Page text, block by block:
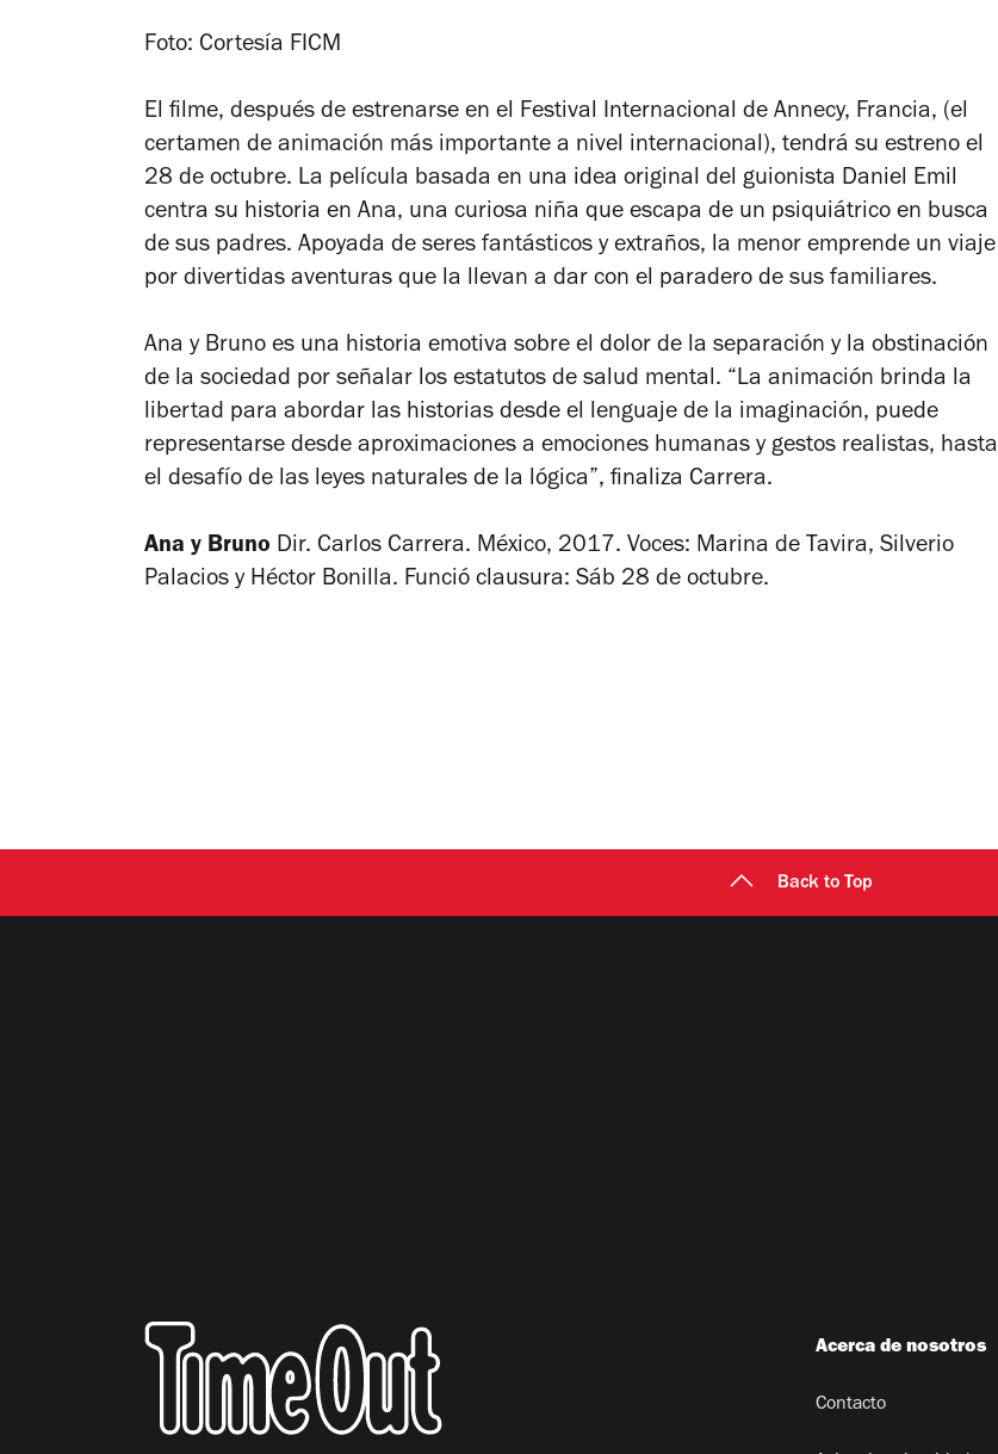
Foto: Cortesía FICM
El filme, después de estrenarse en el Festival Internacional de Annecy, Francia, (el
certamen de animación más importante a nivel internacional), tendrá su estreno el
28 de octubre. La película basada en una idea original del guionista Daniel Emil
centra su historia en Ana, una curiosa niña que escapa de un psiquiátrico en busca
de sus padres. Apoyada de seres fantásticos y extraños, la menor emprende un viaje
por divertidas aventuras que la llevan a dar con el paradero de sus familiares.
Ana y Bruno es una historia emotiva sobre el dolor de la separación y la obstinación
de la sociedad por señalar los estatutos de salud mental. “La animación brinda la
libertad para abordar las historias desde el lenguaje de la imaginación, puede
representarse desde aproximaciones a emociones humanas y gestos realistas, hasta
el desafío de las leyes naturales de la lógica”, finaliza Carrera.
Ana y Bruno Dir. Carlos Carrera. México, 2017. Voces: Marina de Tavira, Silverio
Palacios y Héctor Bonilla. Funció clausura: Sáb 28 de octubre.
Back to Top
Acerca de nosotros
Contacto